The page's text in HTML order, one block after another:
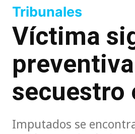
Tribunales
Víctima
secuestro
Imputados se